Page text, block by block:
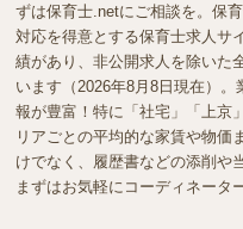
ずは保育士.netにご相談を。保
対応を得意とする保育士求人サ
績があり、非公開求人を除いた
います（2026年8月8日現在）
報が豊富！特に「社宅」「上京
リアごとの平均的な家賃や物価
けでなく、履歴書などの添削や
まずはお気軽にコーディネータ